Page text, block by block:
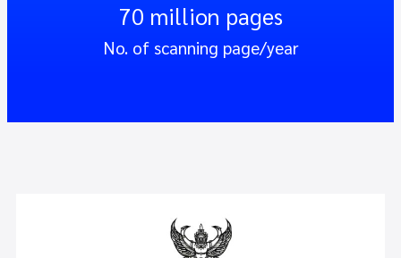
No. of scanning page/year
70 million pages